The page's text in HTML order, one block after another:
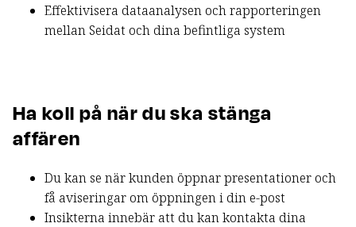
Effektivisera dataanalysen och rapporteringen
mellan Seidat och dina befintliga system
Ha koll på när du ska stänga
affären
Du kan se när kunden öppnar presentationer och
få aviseringar om öppningen i din e-post
Insikterna innebär att du kan kontakta dina